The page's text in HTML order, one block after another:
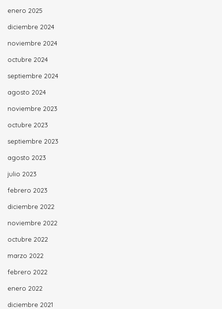
enero 2025
diciembre 2024
noviembre 2024
octubre 2024
septiembre 2024
agosto 2024
noviembre 2023
octubre 2023
septiembre 2023
agosto 2023
julio 2023
febrero 2023
diciembre 2022
noviembre 2022
octubre 2022
marzo 2022
febrero 2022
enero 2022
diciembre 2021